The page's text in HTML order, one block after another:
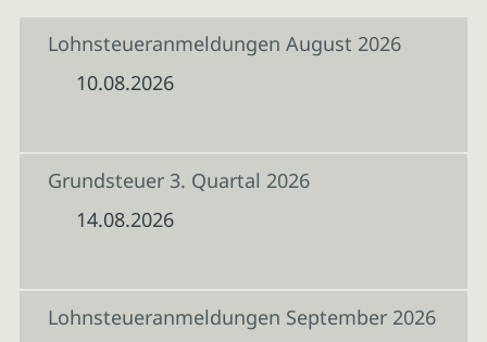
Lohnsteueranmeldungen August 2026
10.08.2026
Grundsteuer 3. Quartal 2026
14.08.2026
Lohnsteueranmeldungen September 2026